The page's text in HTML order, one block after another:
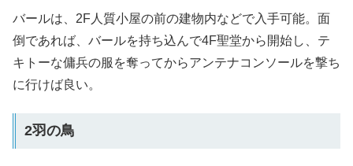
バールは、2F人質小屋の前の建物内などで入手可能。面
倒であれば、バールを持ち込んで4F聖堂から開始し、テ
キトーな傭兵の服を奪ってからアンテナコンソールを撃ち
に行けば良い。
2羽の鳥